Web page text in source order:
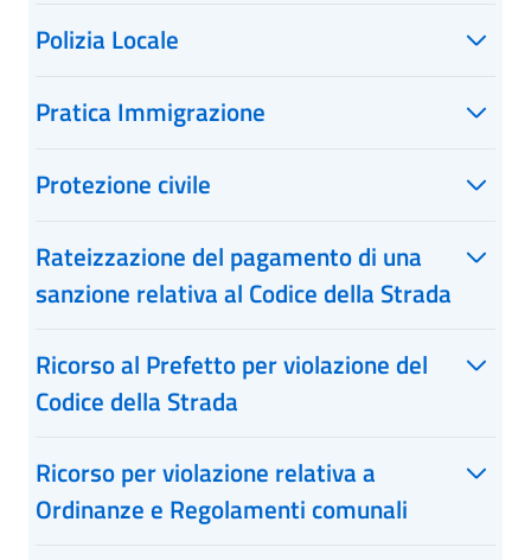
Polizia Locale
Pratica Immigrazione
Protezione civile
Rateizzazione del pagamento di una
sanzione relativa al Codice della Strada
Ricorso al Prefetto per violazione del
Codice della Strada
Ricorso per violazione relativa a
Ordinanze e Regolamenti comunali